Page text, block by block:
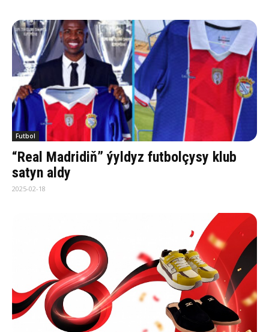
Futbol
“Real Madridiň” ýyldyz futbolçysy klub
satyn aldy
2025-02-18